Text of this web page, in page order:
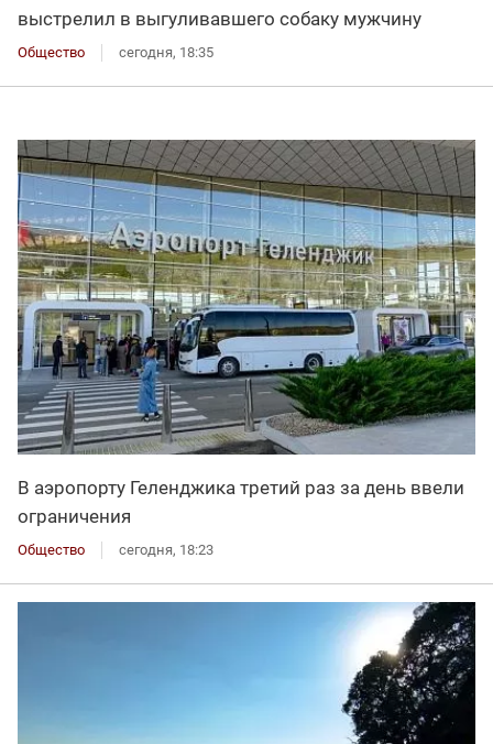
выстрелил в выгуливавшего собаку мужчину
Общество сегодня, 18:35
В аэропорту Геленджика третий раз за день ввели
ограничения
Общество сегодня, 18:23